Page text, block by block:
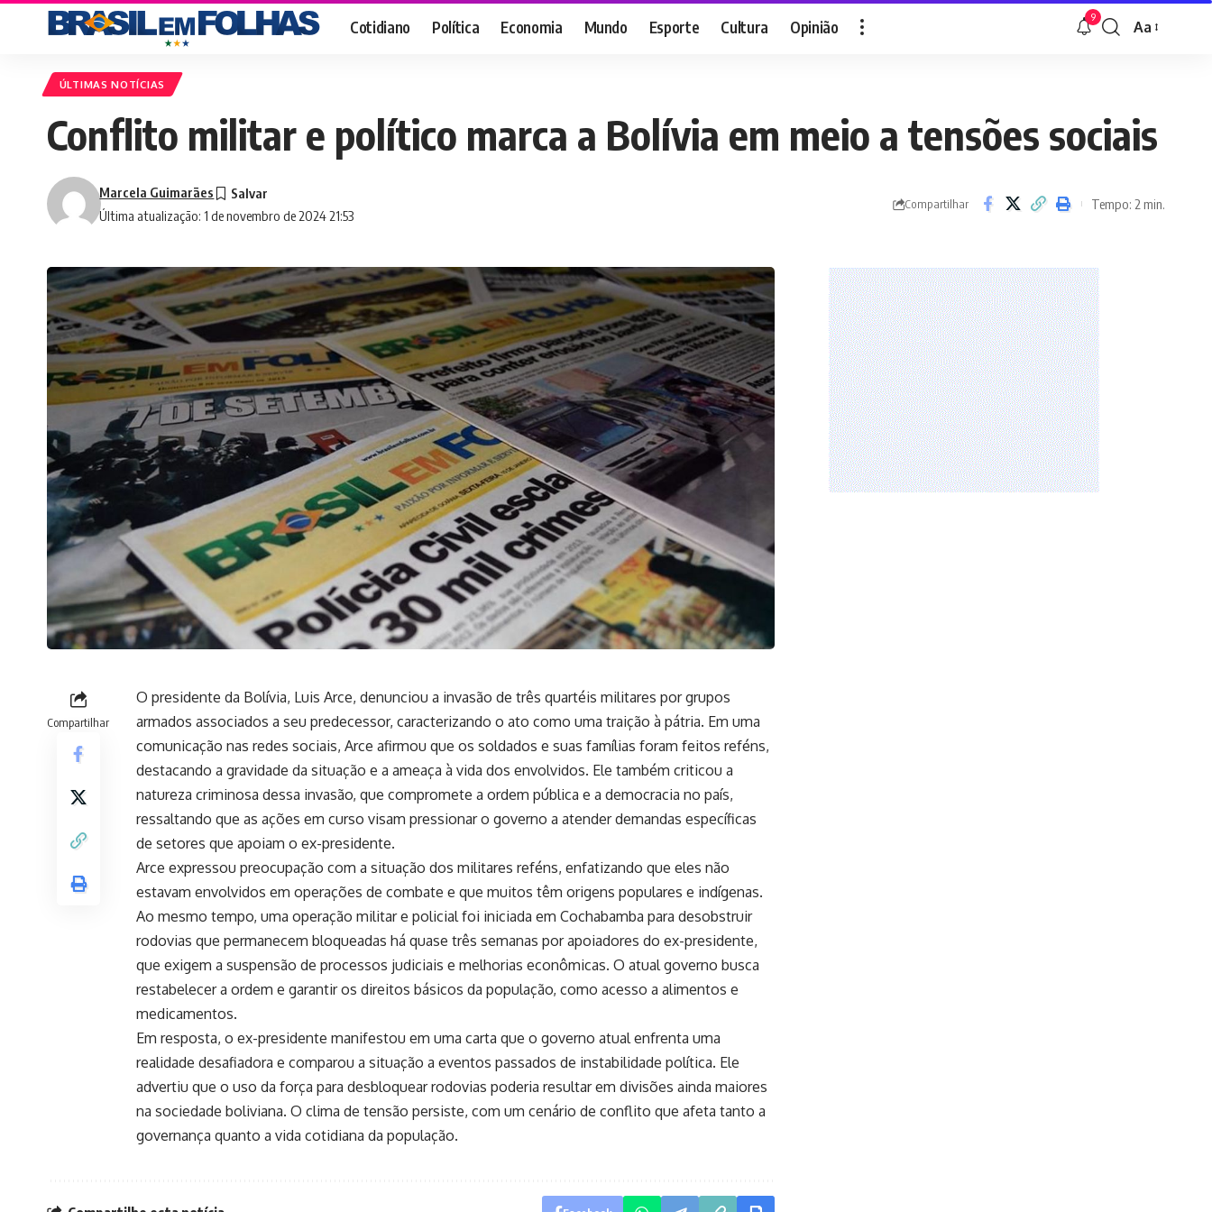
Cotidiano Política Economia Mundo Esporte Cultura Opinião 9
Font
Aa
ÚLTIMAS NOTÍCIAS
Conflito militar e político marca a Bolívia em meio a tensões sociais
Última atualização: 1 de novembro de 2024 21:53
Marcela Guimarães
Compartilhar Tempo: 2 min.
Compartilhar
O presidente da Bolívia, Luis Arce, denunciou a invasão de três quartéis militares por grupos
armados associados a seu predecessor, caracterizando o ato como uma traição à pátria. Em uma
comunicação nas redes sociais, Arce afirmou que os soldados e suas famílias foram feitos reféns,
destacando a gravidade da situação e a ameaça à vida dos envolvidos. Ele também criticou a
natureza criminosa dessa invasão, que compromete a ordem pública e a democracia no país,
ressaltando que as ações em curso visam pressionar o governo a atender demandas específicas
de setores que apoiam o ex-presidente.
Arce expressou preocupação com a situação dos militares reféns, enfatizando que eles não
estavam envolvidos em operações de combate e que muitos têm origens populares e indígenas.
Ao mesmo tempo, uma operação militar e policial foi iniciada em Cochabamba para desobstruir
rodovias que permanecem bloqueadas há quase três semanas por apoiadores do ex-presidente,
que exigem a suspensão de processos judiciais e melhorias econômicas. O atual governo busca
restabelecer a ordem e garantir os direitos básicos da população, como acesso a alimentos e
medicamentos.
Em resposta, o ex-presidente manifestou em uma carta que o governo atual enfrenta uma
realidade desafiadora e comparou a situação a eventos passados de instabilidade política. Ele
advertiu que o uso da força para desbloquear rodovias poderia resultar em divisões ainda maiores
na sociedade boliviana. O clima de tensão persiste, com um cenário de conflito que afeta tanto a
governança quanto a vida cotidiana da população.